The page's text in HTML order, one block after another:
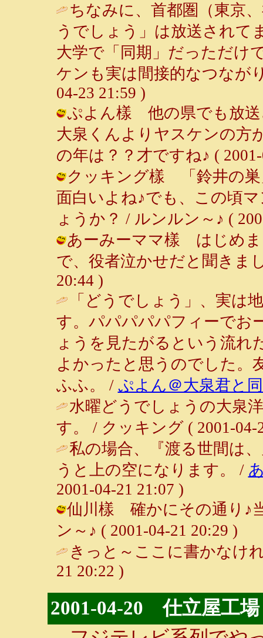
ちなみに、首都圏（東京
うでしょう」は放送されて
大学で「同期」だっただけ
ケンも実は間接的なつなが
04-23 21:59 )
ぷよん樣 他の県でも放送
大泉くんよりヤスケンの方
の年は？？才ですね♪ (
クッキング樣 「鈴井の巣
面白いよね♪でも、この頃
ょうか？ / ルンルン～♪ (
あーみーママ樣 はじめま
で、役者泣かせだと聞きま
20:44 )
「どうでしょう」、実は
す。パパパパパフィーでお
ょうを見たがるという流れ
よかったと思うのでした。
ふふ。 / ぷよん＠大泉君と
水曜どうでしょうの大泉
す。 / クッキング ( 2001-04-
私の場合、『渡る世間は
うと上の空になります。 /
2001-04-21 21:07 )
仙川樣 確かにその通り♪
ン～♪ ( 2001-04-21 20:29 )
きっと～ここに書かなけ
21 20:22 )
2001-04-20 仕立屋工場